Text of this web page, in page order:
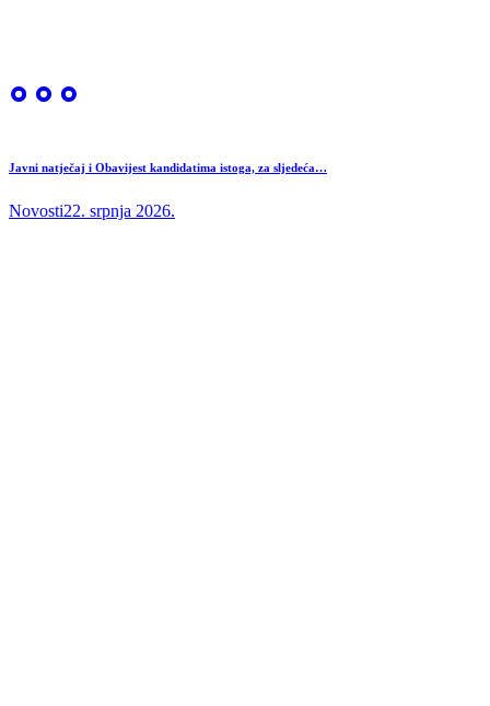
Javni natječaj i Obavijest kandidatima istoga, za sljedeća…
Novosti22. srpnja 2026.